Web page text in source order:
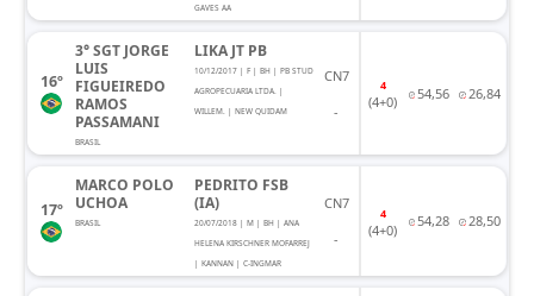
GAVES AA
16º
3° SGT JORGE
LUIS
FIGUEIREDO
RAMOS
PASSAMANI
BRASIL
LIKA JT PB
10/12/2017 | F | BH | PB STUD
AGROPECUARIA LTDA. |
WILLEM. | NEW QUIDAM
CN7
-
4
(4+0) 54,56 26,84
17º
MARCO POLO
UCHOA
BRASIL
PEDRITO FSB
(IA)
20/07/2018 | M | BH | ANA
HELENA KIRSCHNER MOFARREJ
| KANNAN | C-INGMAR
CN7
-
4
(4+0)
54,28 28,50